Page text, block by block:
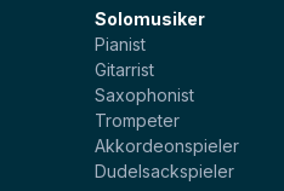
Solomusiker
Pianist
Gitarrist
Saxophonist
Trompeter
Akkordeonspieler
Dudelsackspieler